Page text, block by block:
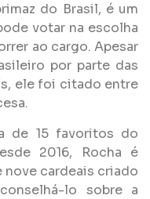
do Brasil, é um
votar na escolha
ao cargo. Apesar
por parte das
ele foi citado entre
de 15 favoritos do
2016, Rocha é
nove cardeais criado
lo sobre a